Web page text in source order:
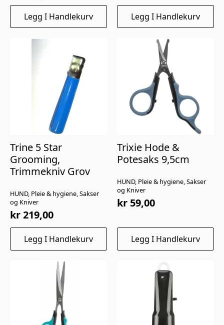
Legg I Handlekurv Legg I Handlekurv
HUND, Pleie & hygiene, Sakser
og Kniver
Trine 5 Star
Grooming,
Trimmekniv Grov
kr219,00
Legg I Handlekurv
HUND, Pleie & hygiene, Sakser
og Kniver
Trixie Hode &
Potesaks 9,5cm
kr 59,00
Legg I Handlekurv